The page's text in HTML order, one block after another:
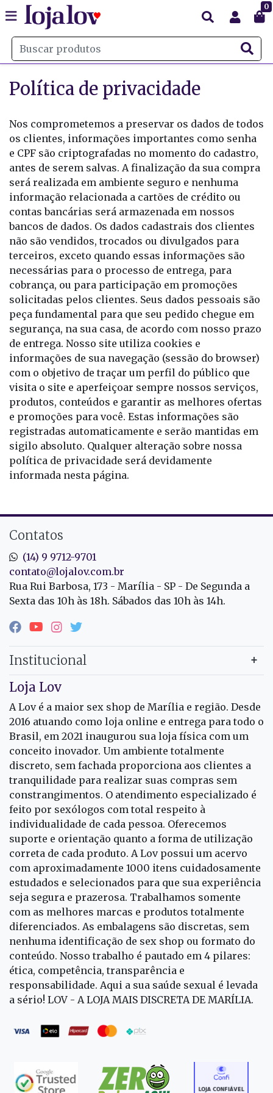
0
Política de privacidade
Nos comprometemos a preservar os dados de todos
os clientes, informações importantes como senha
e CPF são criptografadas no momento do cadastro,
antes de serem salvas. A finalização da sua compra
será realizada em ambiente seguro e nenhuma
informação relacionada a cartões de crédito ou
contas bancárias será armazenada em nossos
bancos de dados. Os dados cadastrais dos clientes
não são vendidos, trocados ou divulgados para
terceiros, exceto quando essas informações são
necessárias para o processo de entrega, para
cobrança, ou para participação em promoções
solicitadas pelos clientes. Seus dados pessoais são
peça fundamental para que seu pedido chegue em
segurança, na sua casa, de acordo com nosso prazo
de entrega. Nosso site utiliza cookies e
informações de sua navegação (sessão do browser)
com o objetivo de traçar um perfil do público que
visita o site e aperfeiçoar sempre nossos serviços,
produtos, conteúdos e garantir as melhores ofertas
e promoções para você. Estas informações são
registradas automaticamente e serão mantidas em
sigilo absoluto. Qualquer alteração sobre nossa
política de privacidade será devidamente
informada nesta página.
Contatos
(14) 9 9712-9701
contato@lojalov.com.br
Rua Rui Barbosa, 173 - Marília - SP - De Segunda a
Sexta das 10h às 18h. Sábados das 10h às 14h.
Institucional
Loja Lov
A Lov é a maior sex shop de Marília e região. Desde
2016 atuando como loja online e entrega para todo o
Brasil, em 2021 inaugurou sua loja física com um
conceito inovador. Um ambiente totalmente
discreto, sem fachada proporciona aos clientes a
tranquilidade para realizar suas compras sem
constrangimentos. O atendimento especializado é
feito por sexólogos com total respeito à
individualidade de cada pessoa. Oferecemos
suporte e orientação quanto a forma de utilização
correta de cada produto. A Lov possui um acervo
com aproximadamente 1000 itens cuidadosamente
estudados e selecionados para que sua experiência
seja segura e prazerosa. Trabalhamos somente
com as melhores marcas e produtos totalmente
diferenciados. As embalagens são discretas, sem
nenhuma identificação de sex shop ou formato do
conteúdo. Nosso trabalho é pautado em 4 pilares:
ética, competência, transparência e
responsabilidade. Aqui a sua saúde sexual é levada
a sério! LOV - A LOJA MAIS DISCRETA DE MARÍLIA.